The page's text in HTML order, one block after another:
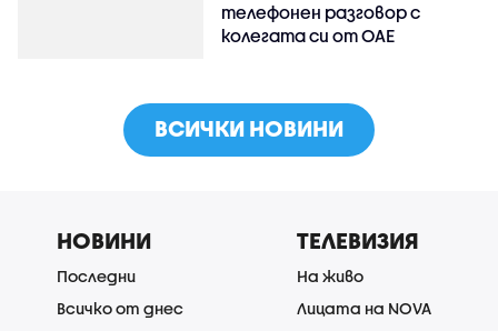
телефонен разговор с
колегата си от ОАЕ
ВСИЧКИ НОВИНИ
НОВИНИ
Последни
Всичко от днес
ТЕЛЕВИЗИЯ
На живо
Лицата на NOVA